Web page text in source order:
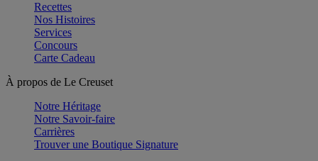
Recettes
Nos Histoires
Services
Concours
Carte Cadeau
À propos de Le Creuset
Notre Héritage
Notre Savoir-faire
Carrières
Trouver une Boutique Signature